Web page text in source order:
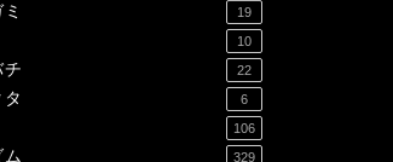
19
10
チ 22
6
106
ム 329